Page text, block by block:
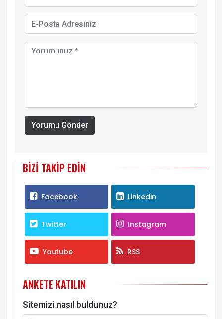
Yorumu Gönder
BIZI TAKIP EDIN
Facebook Linkedin
Twitter Instagram
Youtube RSS
ANKETE KATILIN
Sitemizi nasıl buldunuz?